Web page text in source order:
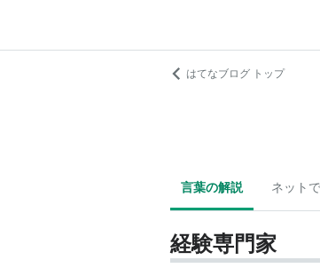
はてなブログ トップ
言葉の解説 ネット
経験専門家